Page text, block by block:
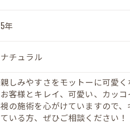
5年
ナチュラル
親しみやすさをモットーに可愛く
お客様とキレイ、可愛い、カッ
視の施術を心がけていますので
ている方、ぜひご相談ください！